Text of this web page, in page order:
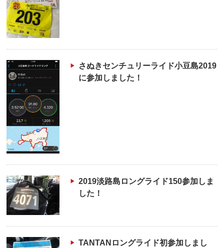
さぬきセンチュリーライド小豆島2019
に参加しました！
2019淡路島ロングライド150参加しま
した！
TANTANロングライド初参加しまし